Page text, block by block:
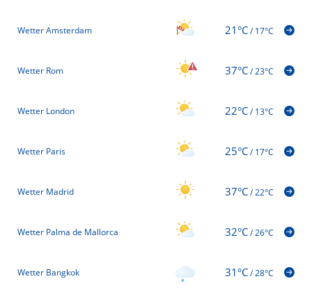
Wetter Amsterdam 21°C/17°C
Wetter Rom 37°C/23°C
Wetter London 22°C/13°C
Wetter Paris 25°C/17°C
Wetter Madrid 37°C/22°C
Wetter Palma de Mallorca 32°C/26°C
Wetter Bangkok 31°C/28°C